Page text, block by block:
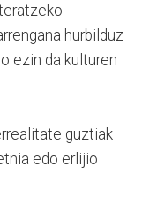
hurbilduz
ezin da kulturen
guztiak
edo erlijio